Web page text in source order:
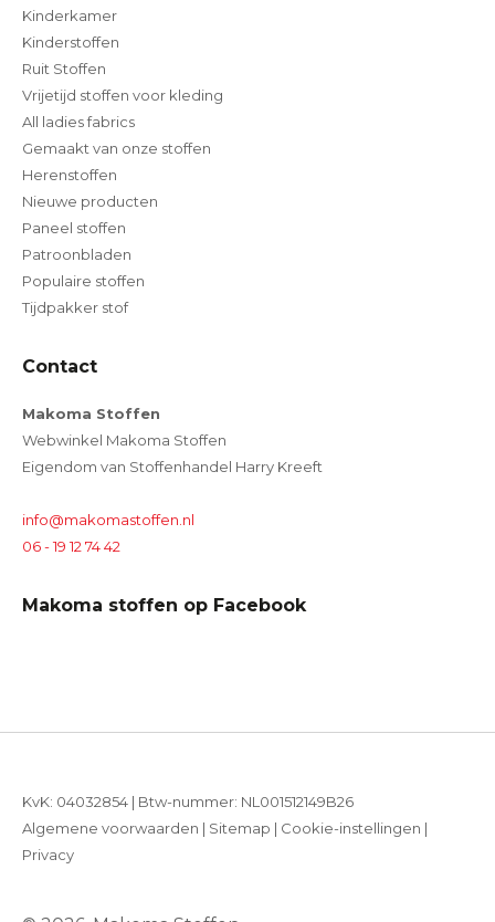
Kinderkamer
Kinderstoffen
Ruit Stoffen
Vrijetijd stoffen voor kleding
All ladies fabrics
Gemaakt van onze stoffen
Herenstoffen
Nieuwe producten
Paneel stoffen
Patroonbladen
Populaire stoffen
Tijdpakker stof
Contact
Makoma Stoffen
Webwinkel Makoma Stoffen
Eigendom van Stoffenhandel Harry Kreeft
info@makomastoffen.nl
06 - 19 12 74 42
Makoma stoffen op Facebook
KvK: 04032854 | Btw-nummer: NL001512149B26
Algemene voorwaarden | Sitemap | Cookie-instellingen |
Privacy